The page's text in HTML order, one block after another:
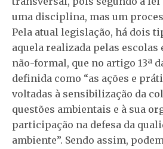
uma disciplina, mas um
Pela atual legislação, há dois
aquela realizada pelas escolas
não-formal, que no artigo 13ª
definida como “as ações e
voltadas à sensibilização da
questões ambientais e à sua
participação na defesa da
ambiente”. Sendo assim,